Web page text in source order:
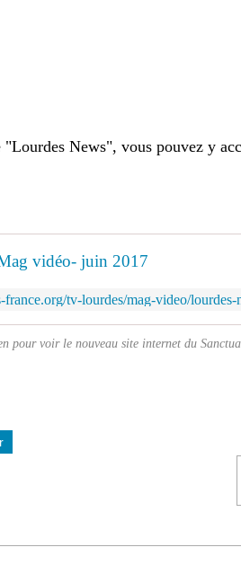
"Lourdes News", vous pouvez y
vidéo- juin 2017
tv-lourdes/mag-video/
pour voir le nouveau site internet du